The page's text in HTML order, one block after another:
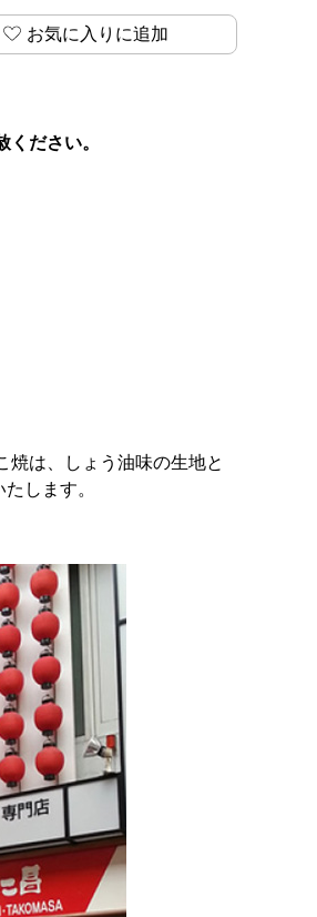
お気に入りに追加
ださい。
焼は、しょう油味の生地と
します。